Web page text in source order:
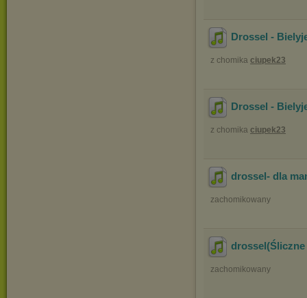
Drossel -
z chomika ciupek23
Drossel -
z chomika ciupek23
drossel- dla
zachomikowany
zachomikowany